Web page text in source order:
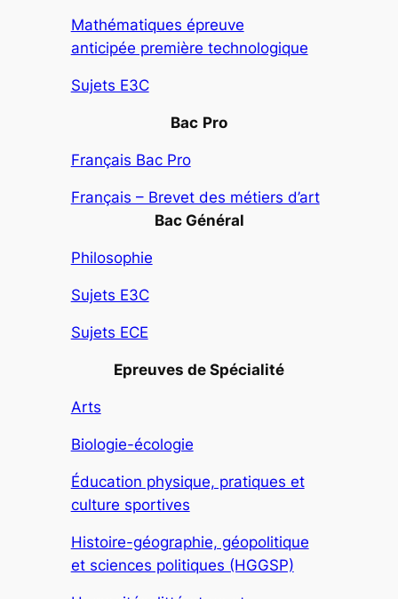
Mathématiques épreuve
anticipée première technologique
Sujets E3C
Bac Pro
Français Bac Pro
Français – Brevet des métiers d’art
Bac Général
Philosophie
Sujets E3C
Sujets ECE
Epreuves de Spécialité
Arts
Biologie-écologie
Éducation physique, pratiques et
culture sportives
Histoire-géographie, géopolitique
et sciences politiques (HGGSP)